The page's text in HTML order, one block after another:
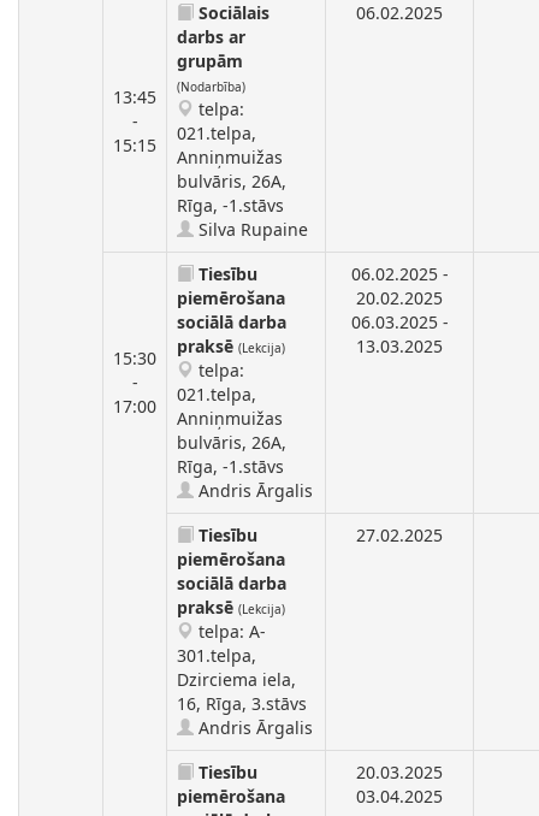
13:45
-
15:15
Sociālais
darbs ar
grupām
(Nodarbība)
telpa:
021.telpa,
Anniņmuižas
bulvāris, 26A,
Rīga, -1.stāvs
Silva Rupaine
06.02.2025
15:30
-
17:00
Tiesību
piemērošana
sociālā darba
praksē (Lekcija)
telpa:
021.telpa,
Anniņmuižas
bulvāris, 26A,
Rīga, -1.stāvs
Andris Ārgalis
06.02.2025 -
20.02.2025
06.03.2025 -
13.03.2025
Tiesību
piemērošana
sociālā darba
praksē (Lekcija)
telpa: A-
301.telpa,
Dzirciema iela,
16, Rīga, 3.stāvs
Andris Ārgalis
27.02.2025
Tiesību
piemērošana
20.03.2025
03.04.2025